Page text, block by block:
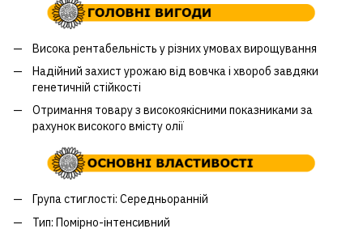
Висока рентабельність у різних умовах вирощування
Надійний захист урожаю від вовчка і хвороб завдяки
генетичній стійкості
Отримання товару з високоякісними показниками за
рахунок високого вмісту олії
Група стиглості: Середньоранній
Тип: Помірно-інтенсивний